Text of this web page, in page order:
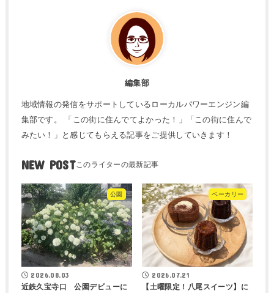
編集部
地域情報の発信をサポートしているローカルパワーエンジン編
集部です。 「この街に住んでてよかった！」「この街に住んで
みたい！」と感じてもらえる記事をご提供していきます！
NEW POST
公園
2026.08.03
近鉄久宝寺口 公園デビューに
ベーカリー
2026.07.21
【土曜限定！八尾スイーツ】に